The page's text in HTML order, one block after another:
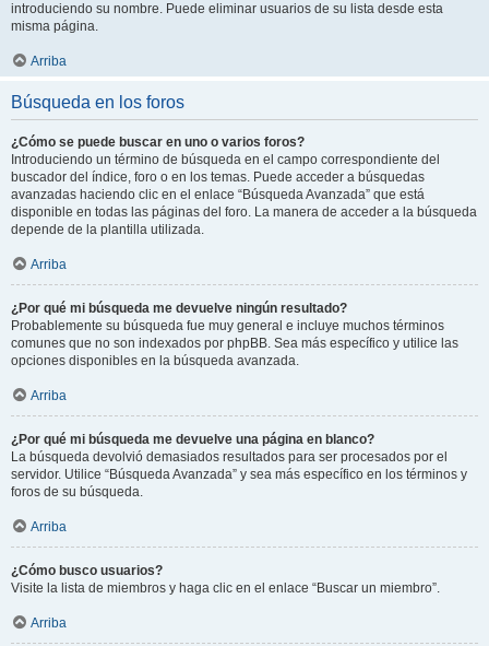
introduciendo su nombre. Puede eliminar usuarios de su lista desde esta
misma página.
Arriba
Búsqueda en los foros
¿Cómo se puede buscar en uno o varios foros?
Introduciendo un término de búsqueda en el campo correspondiente del
buscador del índice, foro o en los temas. Puede acceder a búsquedas
avanzadas haciendo clic en el enlace “Búsqueda Avanzada” que está
disponible en todas las páginas del foro. La manera de acceder a la búsqueda
depende de la plantilla utilizada.
Arriba
¿Por qué mi búsqueda me devuelve ningún resultado?
Probablemente su búsqueda fue muy general e incluye muchos términos
comunes que no son indexados por phpBB. Sea más específico y utilice las
opciones disponibles en la búsqueda avanzada.
Arriba
¿Por qué mi búsqueda me devuelve una página en blanco?
La búsqueda devolvió demasiados resultados para ser procesados por el
servidor. Utilice “Búsqueda Avanzada” y sea más específico en los términos y
foros de su búsqueda.
Arriba
¿Cómo busco usuarios?
Visite la lista de miembros y haga clic en el enlace “Buscar un miembro”.
Arriba